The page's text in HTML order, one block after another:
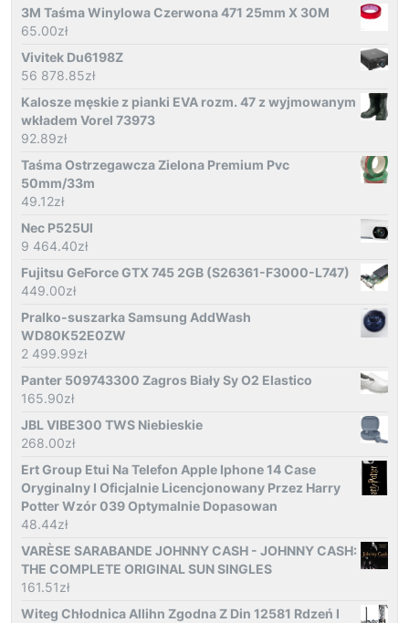
3M Taśma Winylowa Czerwona 471 25mm X 30M
65.00zł
Vivitek Du6198Z
56 878.85zł
Kalosze męskie z pianki EVA rozm. 47 z wyjmowanym
wkładem Vorel 73973
92.89zł
Taśma Ostrzegawcza Zielona Premium Pvc
50mm/33m
49.12zł
Nec P525Ul
9 464.40zł
Fujitsu GeForce GTX 745 2GB (S26361-F3000-L747)
449.00zł
Pralko-suszarka Samsung AddWash
WD80K52E0ZW
2 499.99zł
Panter 509743300 Zagros Biały Sy O2 Elastico
165.90zł
JBL VIBE300 TWS Niebieskie
268.00zł
Ert Group Etui Na Telefon Apple Iphone 14 Case
Oryginalny I Oficjalnie Licencjonowany Przez Harry
Potter Wzór 039 Optymalnie Dopasowan
48.44zł
VARÈSE SARABANDE JOHNNY CASH - JOHNNY CASH:
THE COMPLETE ORIGINAL SUN SINGLES
161.51zł
Witeg Chłodnica Allihn Zgodna Z Din 12581 Rdzeń I